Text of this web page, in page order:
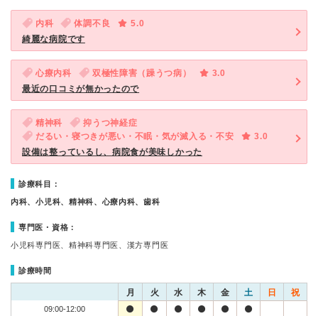
内科 体調不良
5.0
綺麗な病院です
心療内科 双極性障害（躁うつ病）
3.0
最近の口コミが無かったので
精神科
抑うつ神経症
だるい・寝つきが悪い・不眠・気が滅入る・不安
3.0
設備は整っているし、病院食が美味しかった
診療科目：
内科、小児科、精神科、心療内科、歯科
専門医・資格：
小児科専門医、精神科専門医、漢方専門医
診療時間
月 火 水 木 金 土 日 祝
09:00-12:00